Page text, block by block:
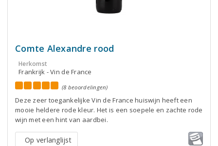
Comte Alexandre rood
Herkomst
Frankrijk - Vin de France
(8 beoordelingen)
Deze zeer toegankelijke Vin de France huiswijn heeft een
mooie heldere rode kleur. Het is een soepele en zachte rode
wijn met een hint van aardbei.
Op verlanglijst